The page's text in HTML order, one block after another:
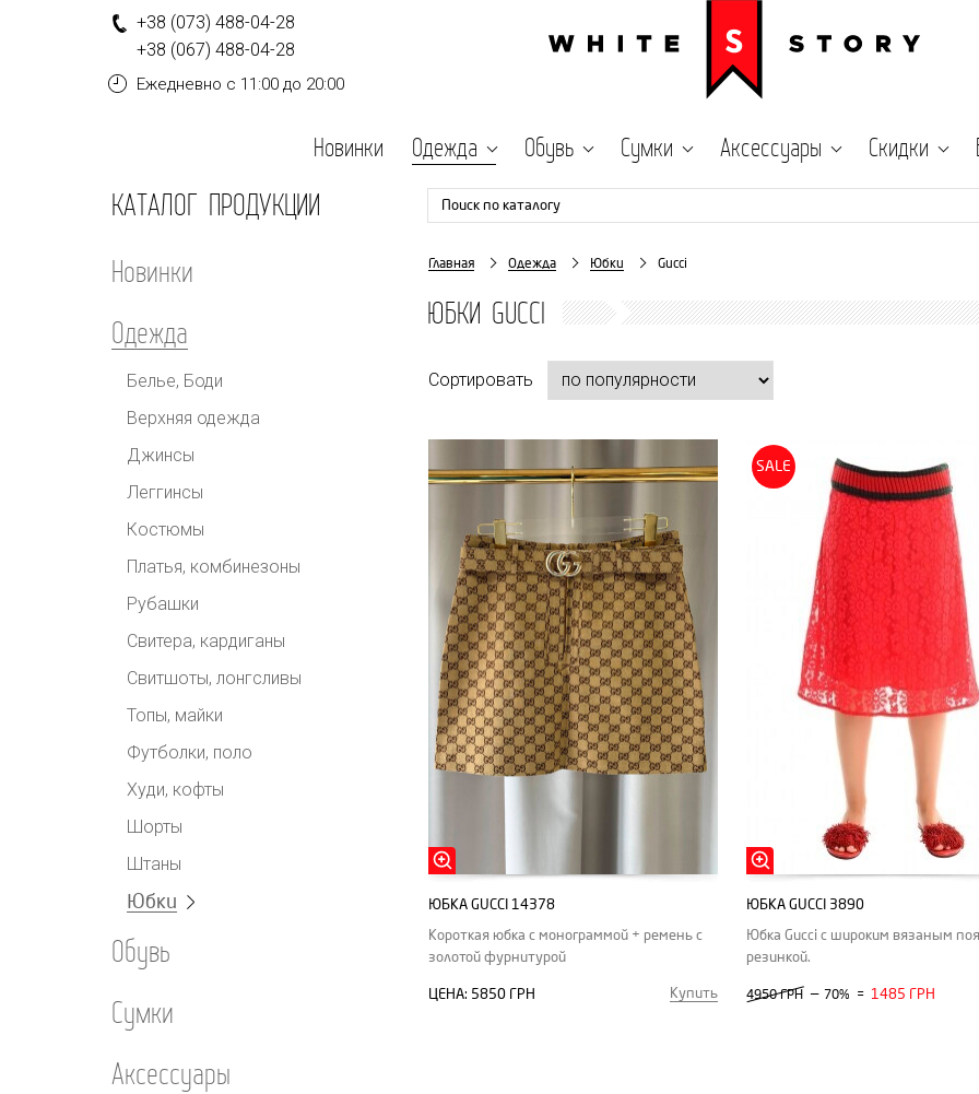
+38 (073) 488-04-28
+38 (067) 488-04-28
Ежедневно с 11:00 до 20:00
Новинки Одежда Обувь Сумки Аксессуары Скидки
КАТАЛОГ ПРОДУКЦИИ
Новинки
Одежда
Белье, Боди
Верхняя одежда
Джинсы
Леггинсы
Костюмы
Платья, комбинезоны
Рубашки
Свитера, кардиганы
Свитшоты, лонгсливы
Топы, майки
Футболки, поло
Худи, кофты
Шорты
Штаны
Юбки
Обувь
Сумки
Аксессуары
Поиск по каталогу
Главная Одежда Юбки Gucci
ЮБКИ GUCCI
Сортировать
ЮБКА GUCCI 14378
Короткая юбка с монограммой + ремень с
золотой фурнитурой
ЦЕНА: 5850 ГРН Купить
SALE
ЮБКА GUCCI 3890
Юбка Gucci с широким вязаным
резинкой.
4950 ГРН — 70% = 1485 ГРН